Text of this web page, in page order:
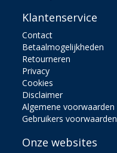
Klantenservice
Contact
Betaalmogelijkheden
Retourneren
Privacy
Cookies
Disclaimer
Algemene voorwaarden
Gebruikers voorwaarden
Onze websites